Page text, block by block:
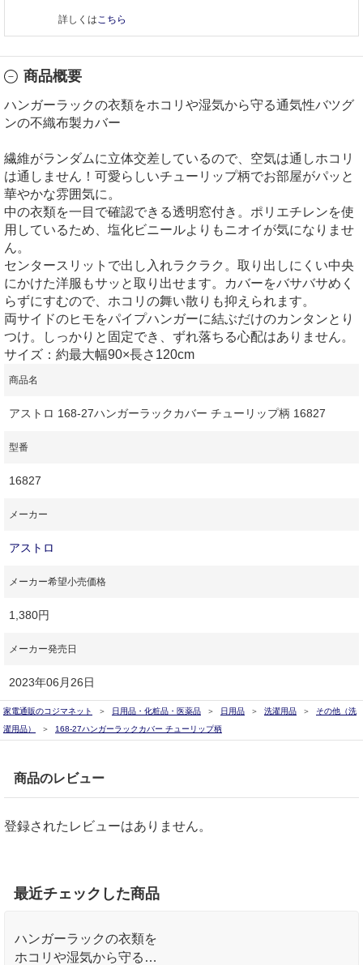
詳しくは こちら
商品概要
ハンガーラックの衣類をホコリや湿気から守る通気性バツグ
ンの不織布製カバー
繊維がランダムに立体交差しているので、空気は通しホコリ
は通しません！可愛らしいチューリップ柄でお部屋がパッと
華やかな雰囲気に。
中の衣類を一目で確認できる透明窓付き。ポリエチレンを使
用しているため、塩化ビニールよりもニオイが気になりませ
ん。
センタースリットで出し入れラクラク。取り出しにくい中央
にかけた洋服もサッと取り出せます。カバーをバサバサめく
らずにすむので、ホコリの舞い散りも抑えられます。
両サイドのヒモをパイプハンガーに結ぶだけのカンタンとり
つけ。しっかりと固定でき、ずれ落ちる心配はありません。
サイズ：約最大幅90×長さ120cm
商品名
アストロ 168-27ハンガーラックカバー チューリップ柄 16827
型番
16827
メーカー
アストロ
メーカー希望小売価格
1,380円
メーカー発売日
2023年06月26日
家電通販のコジマネット 日用品・化粧品・医薬品 日用品 洗濯用品
その他（洗
濯用品）
168-27ハンガーラックカバー チューリップ柄
商品のレビュー
登録されたレビューはありません。
最近チェックした商品
ハンガーラックの衣類を
ホコリや湿気から守る通